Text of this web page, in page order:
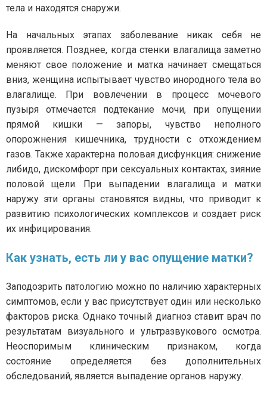
тела и находятся снаружи.
На начальных этапах заболевание никак себя не
проявляется. Позднее, когда стенки влагалища заметно
меняют свое положение и матка начинает смещаться
вниз, женщина испытывает чувство инородного тела во
влагалище. При вовлечении в процесс мочевого
пузыря отмечается подтекание мочи, при опущении
прямой кишки — запоры, чувство неполного
опорожнения кишечника, трудности с отхождением
газов. Также характерна половая дисфункция: снижение
либидо, дискомфорт при сексуальных контактах, зияние
половой щели. При выпадении влагалища и матки
наружу эти органы становятся видны, что приводит к
развитию психологических комплексов и создает риск
их инфицирования.
Как узнать, есть ли у вас опущение матки?
Заподозрить патологию можно по наличию характерных
симптомов, если у вас присутствует один или несколько
факторов риска. Однако точный диагноз ставит врач по
результатам визуального и ультразвукового осмотра.
Неоспоримым клиническим признаком, когда
состояние определяется без дополнительных
обследований, является выпадение органов наружу.